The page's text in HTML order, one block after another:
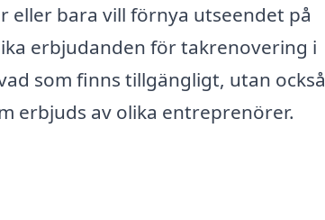
eller bara vill förnya utseendet på
erbjudanden för takrenovering i
som finns tillgängligt, utan också
erbjuds av olika entreprenörer.